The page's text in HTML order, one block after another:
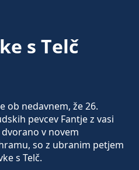
s Telč
ob nedavnem, že 26.
pevcev Fantje z vasi
v novem
so z ubranim petjem
s Telč.